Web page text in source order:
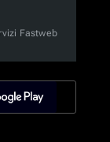
Fastweb